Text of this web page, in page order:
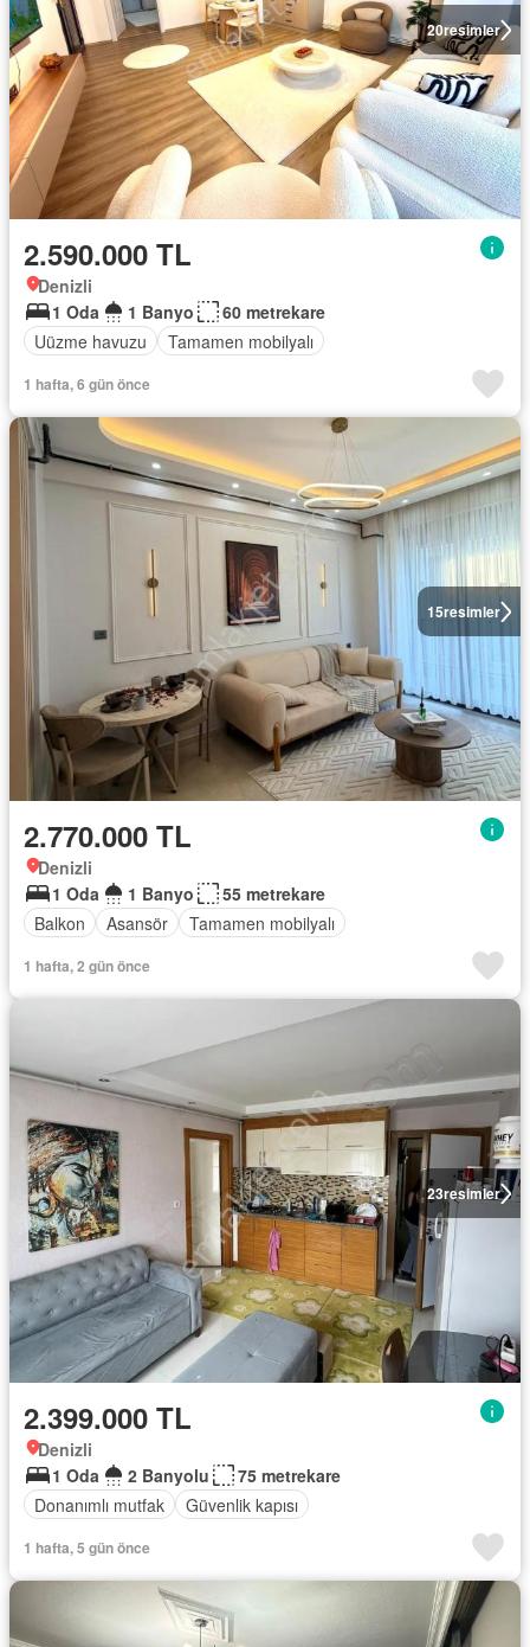
20resimler
2.590.000 TL
Denizli
1 Oda
1 Banyo
60 metrekare
Uüzme havuzu
Tamamen mobilyalı
1 hafta, 6 gün önce
15resimler
2.770.000 TL
Denizli
1 Oda
1 Banyo
55 metrekare
Balkon
Asansör Tamamen mobilyalı
1 hafta, 2 gün önce
23resimler
2.399.000 TL
Denizli
1 Oda
2 Banyolu
75 metrekare
Donanımlı mutfak
Güvenlik kapısı
1 hafta, 5 gün önce